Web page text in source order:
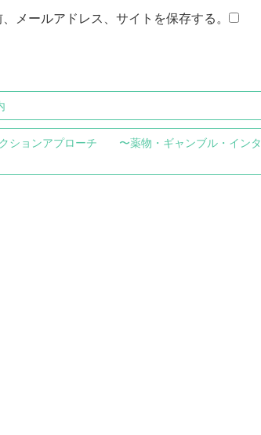
メールアドレス、サイトを保存する。
ションアプローチ 〜薬物・ギャンブル・インタ